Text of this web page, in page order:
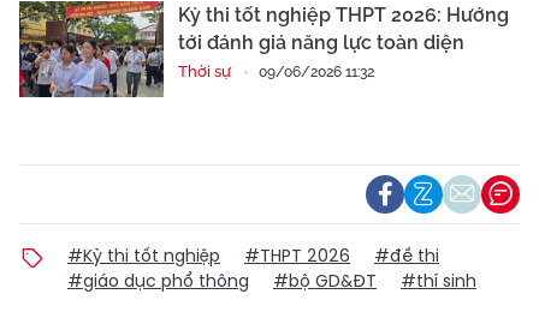
Kỳ thi tốt nghiệp THPT 2026: Hướng
tới đánh giá năng lực toàn diện
Thời sự 09/06/2026 11:32
#Kỳ thi tốt nghiệp #THPT 2026
#đề thi
#giáo dục phổ thông
#bộ GD&ĐT #thí sinh